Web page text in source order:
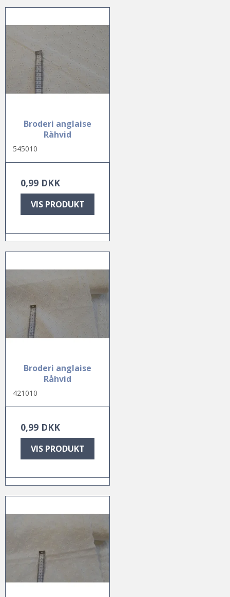
Broderi anglaise
Råhvid
545010
0,99 DKK
VIS PRODUKT
Broderi anglaise
Råhvid
421010
0,99 DKK
VIS PRODUKT